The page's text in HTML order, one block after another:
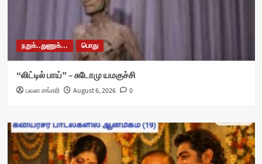
நறுக்..துணுக்... பொது
“லிட்டில் பாய்” – சுடோமு யமகுச்சி
பவள சங்கரி August 6, 2026 0